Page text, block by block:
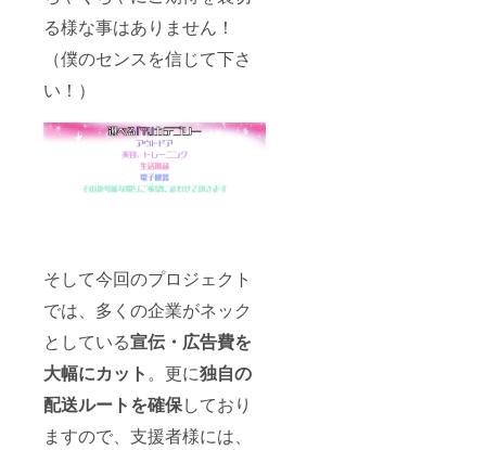
る様な事はありません！
（僕のセンスを信じて下さ
い！）
そして今回のプロジェクト
では、多くの企業がネック
としている宣伝・広告費を
大幅にカット。更に独自の
配送ルートを確保しており
ますので、支援者様には、